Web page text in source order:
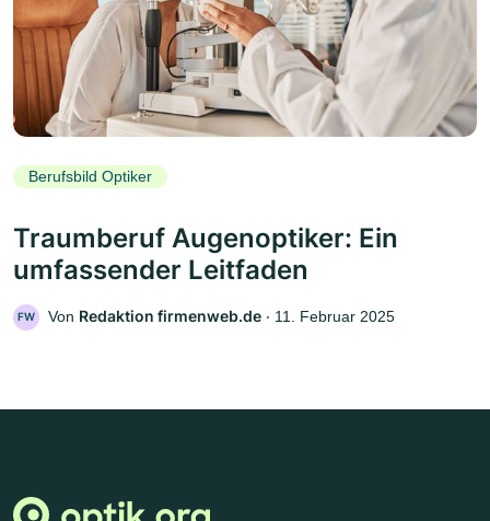
Berufsbild Optiker
Traumberuf Augenoptiker: Ein
umfassender Leitfaden
FW Von Redaktion firmenweb.de ‧ 11. Februar 2025